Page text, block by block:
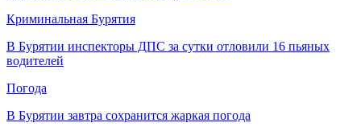
Криминальная Бурятия
В Бурятии инспекторы ДПС за сутки отловили 16 пьяных
водителей
Погода
В Бурятии завтра сохранится жаркая погода